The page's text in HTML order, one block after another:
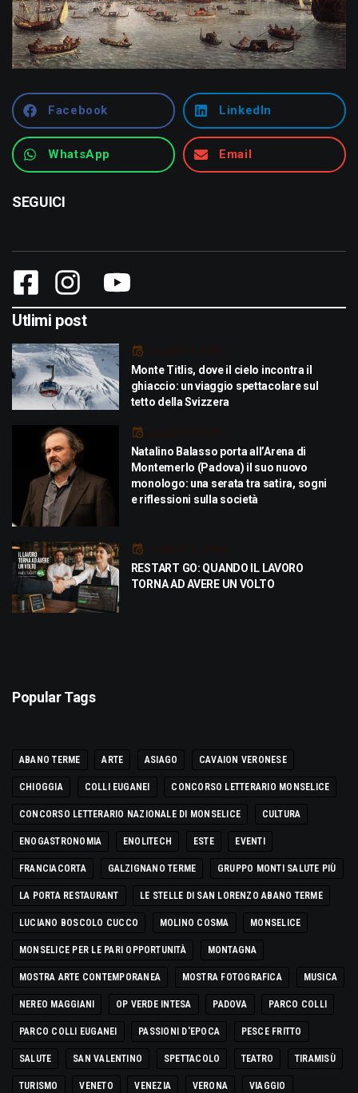
Facebook LinkedIn
WhatsApp Email
SEGUICI
Utlimi post
Luglio 29, 2026
Monte Titlis, dove il cielo incontra il
ghiaccio: un viaggio spettacolare sul
tetto della Svizzera
Luglio 21, 2026
Natalino Balasso porta all’Arena di
Montemerlo (Padova) il suo nuovo
monologo: una serata tra satira, sogni
e riflessioni sulla società
Luglio 21, 2026
RESTART GO: QUANDO IL LAVORO
TORNA AD AVERE UN VOLTO
Popular Tags
ABANO TERME ARTE ASIAGO CAVAION VERONESE
CHIOGGIA COLLI EUGANEI CONCORSO LETTERARIO MONSELICE
CONCORSO LETTERARIO NAZIONALE DI MONSELICE CULTURA
ENOGASTRONOMIA ENOLITECH ESTE EVENTI
FRANCIACORTA GALZIGNANO TERME GRUPPO MONTI SALUTE PIÙ
LA PORTA RESTAURANT LE STELLE DI SAN LORENZO ABANO TERME
LUCIANO BOSCOLO CUCCO MOLINO COSMA MONSELICE
MONSELICE PER LE PARI OPPORTUNITÀ MONTAGNA
MOSTRA ARTE CONTEMPORANEA MOSTRA FOTOGRAFICA MUSICA
NEREO MAGGIANI OP VERDE INTESA PADOVA PARCO COLLI
PARCO COLLI EUGANEI PASSIONI D'EPOCA PESCE FRITTO
SALUTE SAN VALENTINO SPETTACOLO TEATRO TIRAMISÙ
TURISMO VENETO VENEZIA VERONA VIAGGIO